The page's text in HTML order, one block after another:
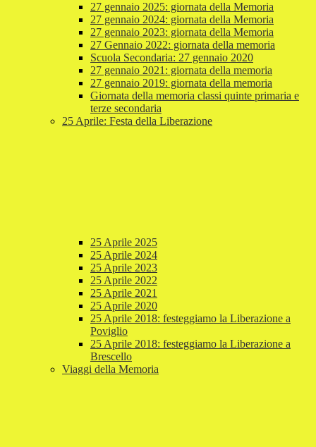
27 gennaio 2025: giornata della Memoria
27 gennaio 2024: giornata della Memoria
27 gennaio 2023: giornata della Memoria
27 Gennaio 2022: giornata della memoria
Scuola Secondaria: 27 gennaio 2020
27 gennaio 2021: giornata della memoria
27 gennaio 2019: giornata della memoria
Giornata della memoria classi quinte primaria e
terze secondaria
25 Aprile: Festa della Liberazione
25 Aprile 2025
25 Aprile 2024
25 Aprile 2023
25 Aprile 2022
25 Aprile 2021
25 Aprile 2020
25 Aprile 2018: festeggiamo la Liberazione a
Poviglio
25 Aprile 2018: festeggiamo la Liberazione a
Brescello
Viaggi della Memoria